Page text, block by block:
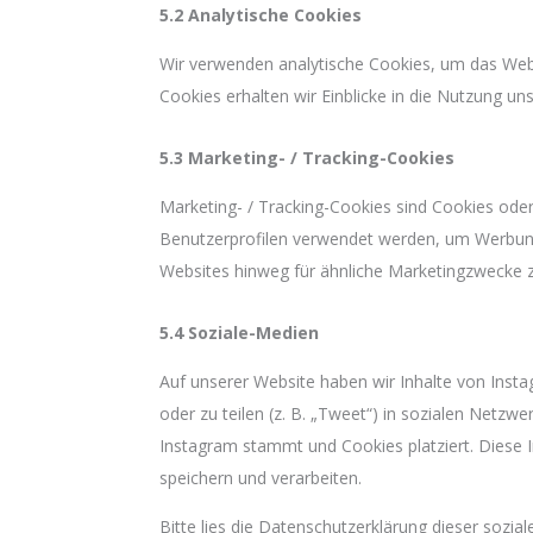
5.2 Analytische Cookies
Wir verwenden analytische Cookies, um das
Cookies erhalten wir Einblicke in die Nutzung
5.3 Marketing- / Tracking-Cookies
Marketing- / Tracking-Cookies sind Cookies
Benutzerprofilen verwendet werden, um
Websites hinweg für ähnliche Marketingzwecke
5.4 Soziale-Medien
Auf unserer Website haben wir Inhalte von
oder zu teilen (z. B. „Tweet“) in sozialen
Instagram stammt und Cookies platziert.
speichern und verarbeiten.
Bitte lies die Datenschutzerklärung dieser